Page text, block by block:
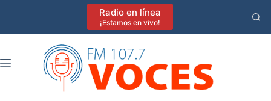
Radio en línea
¡Estamos en vivo!